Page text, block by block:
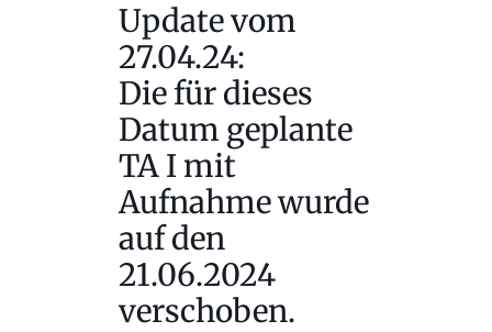
Update vom
27.04.24:
Die für dieses
Datum geplante
TA I mit
Aufnahme wurde
auf den
21.06.2024
verschoben.